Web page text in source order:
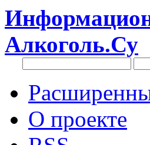
Алкоголь.Су
О проекте